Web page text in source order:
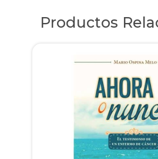
Productos